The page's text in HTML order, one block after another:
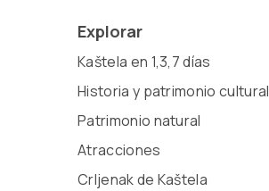
Explorar
Kaštela en 1,3,7 días
Historia y patrimonio cultural
Patrimonio natural
Atracciones
Crljenak de Kaštela